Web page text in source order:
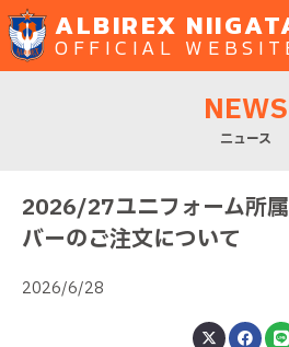
ALBIREX
OFFICIAL
NEWS
ニュース
2026/27ユニフォーム所
バーのご注文について
2026/6/28